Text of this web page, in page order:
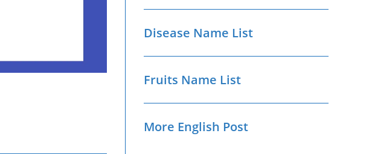
Disease Name List
Fruits Name List
More English Post